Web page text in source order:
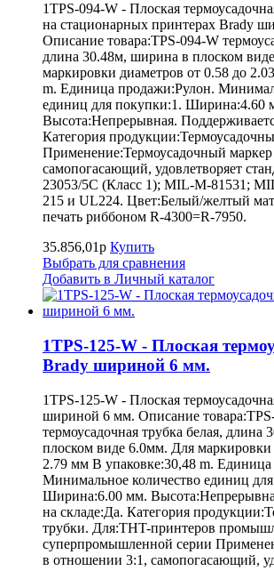
1TPS-094-W - Плоская
на стационарных принтерах Brady
Описание товара:TPS-094-W
длина 30.48м, ширина в плоском
маркировки диаметров от 0.58 до
m. Единица продажи:Рулон.
единиц для покупки:1. Ширина:4.60
Высота:Непрерывная.
Категория
Применение:Термоусадочный
самопогасающий, удовлетворяет
23053/5C (Класс 1); MIL-M-81531;
215 и UL224. Цвет:Белый/желтый
печать риббоном R-4300=R-7950.
35.856,01р Купить
Выбрать для сравнения
Добавить в Личный каталог
1TPS-125-W - Плоская
Brady шириной 6 мм.
1TPS-125-W - Плоская
шириной 6 мм. Описание
термоусадочная трубка белая, длина
плоском виде 6.0мм. Для
2.79 мм В упаковке:30,48 m.
Минимальное количество единиц
Ширина:6.00 мм.
на складе:Да. Категория
трубки. Для:THT-принтеров
суперпромышленной серии
в отношении 3:1, самопогасающий,